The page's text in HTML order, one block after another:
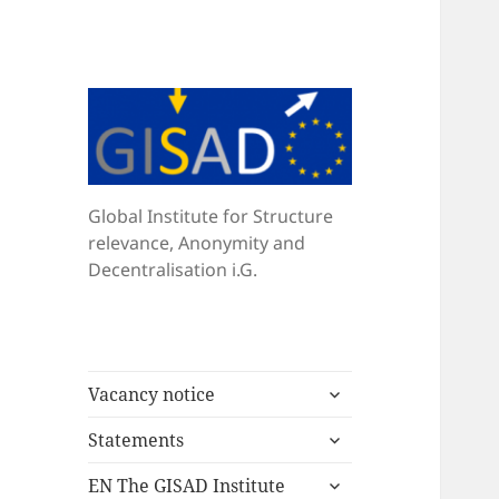
Global Institute for Structure
relevance, Anonymity and
Decentralisation i.G.
Vacancy notice
untermenü
Statements
untermenü
EN The GISAD Institute
untermenü